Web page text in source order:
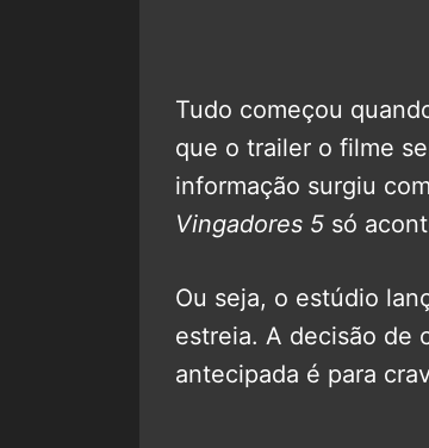
Tudo começou
que o trailer o filme
informação surgiu
Vingadores 5 só
Ou seja, o estúdio
estreia. A decisão de
antecipada é para